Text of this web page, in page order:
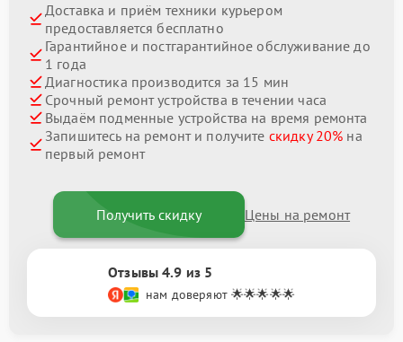
Доставка и приём техники курьером
предоставляется бесплатно
Гарантийное и постгарантийное обслуживание до
1 года
Диагностика производится за 15 мин
Срочный ремонт устройства в течении часа
Выдаём подменные устройства на время ремонта
Запишитесь на ремонт и получите скидку 20% на
первый ремонт
Получить скидку Цены на ремонт
Отзывы 4.9 из 5
нам доверяют 🌟🌟🌟🌟🌟